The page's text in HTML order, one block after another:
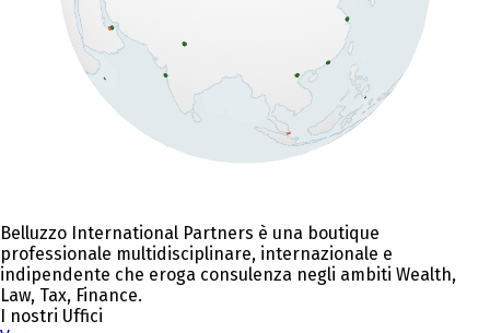
Belluzzo International Partners è una boutique
professionale multidisciplinare, internazionale e
indipendente che eroga consulenza negli ambiti Wealth,
Law, Tax, Finance.
I nostri Uffici